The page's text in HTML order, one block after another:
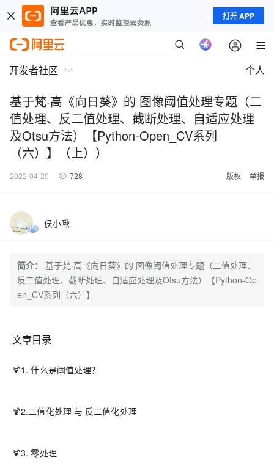
打开 APP
开发者社区 个人
基于梵·高《向日葵》的 图像阈值处理专题（二
值处理、反二值处理、截断处理、自适应处理
及Otsu方法）【Python-Open_CV系列
（六）】（上））
2022-04-20 728 版权 举报
侯小啾
简介：
基于梵·高《向日葵》的 图像阈值处理专题（二值处理、
反二值处理、截断处理、自适应处理及Otsu方法）【Python-Op
en_CV系列（六）】
文章目录
🍹1. 什么是阈值处理？
🍹2.二值化处理 与 反二值化处理
🍹3. 零处理